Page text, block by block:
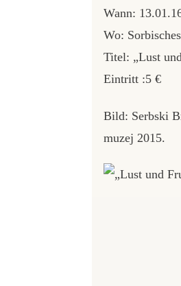
Wann:
Wo:
Titel: „Lust
Eintritt :5 €
Bild: Serbski
muzej 2015.